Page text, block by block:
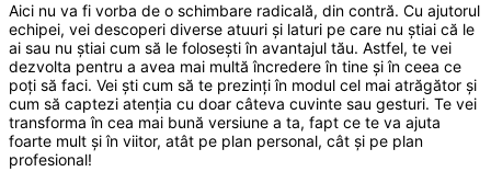
Aici nu va fi vorba de o schimbare radicală, din contră. Cu ajutorul
echipei, vei descoperi diverse atuuri și laturi pe care nu știai că le
ai sau nu știai cum să le folosești în avantajul tău. Astfel, te vei
dezvolta pentru a avea mai multă încredere în tine și în ceea ce
poți să faci. Vei ști cum să te prezinți în modul cel mai atrăgător și
cum să captezi atenția cu doar câteva cuvinte sau gesturi. Te vei
transforma în cea mai bună versiune a ta, fapt ce te va ajuta
foarte mult și în viitor, atât pe plan personal, cât și pe plan
profesional!